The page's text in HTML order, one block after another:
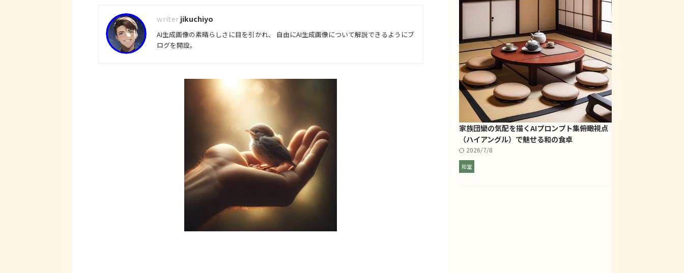
jikuchiyo
AI生成画像の素晴らしさに目を引かれ、 自由にAI生成画像について解説できるようにブ
ログを開設。
家族団欒の気配を描くAIプロンプト集――俯瞰視点
（ハイアングル）で魅せる和の食卓
2026/7/8
和室